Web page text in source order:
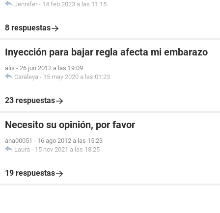
Jennifer - 14 feb 2023 a las 11:15
8 respuestas
Inyección para bajar regla afecta mi embarazo
alis - 26 jun 2012 a las 19:09
Caraleya - 15 may 2020 a las 01:23
23 respuestas
Necesito su opinión, por favor
ana00051 - 16 ago 2012 a las 15:23
Laura - 15 nov 2021 a las 18:25
19 respuestas